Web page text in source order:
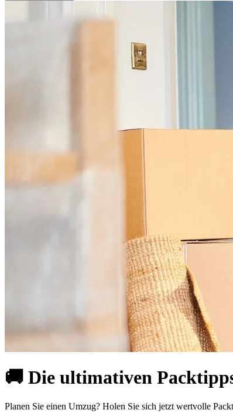
🚚 Die ultimativen
Planen Sie einen Umzug? Holen Sie sich jetzt wertvolle